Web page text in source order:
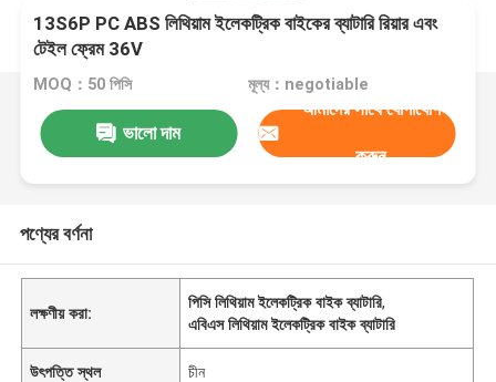
13S6P PC ABS লিথিয়াম ইলেকট্রিক বাইকের ব্যাটারি রিয়ার এবং
টেইল ফ্রেম 36V
MOQ：50 পিসি মূল্য：negotiable
ভালো দাম
আমাদের সাথে যোগাযোগ
করুন
পণ্যের বর্ণনা
লক্ষণীয় করা:
পিসি লিথিয়াম ইলেকট্রিক বাইক ব্যাটারি,
এবিএস লিথিয়াম ইলেকট্রিক বাইক ব্যাটারি
উৎপত্তি স্থল চীন